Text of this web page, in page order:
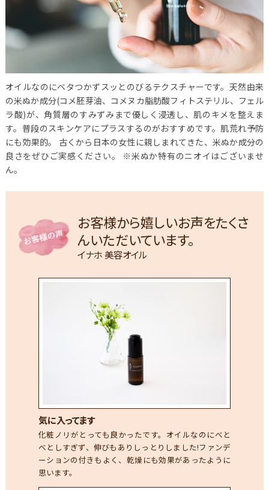
オイルなのにベタつかずスッとのびるテクスチャーです。天然由来
の米ぬか成分(コメ胚芽油、コメヌカ脂肪酸フィトステリル、フェル
ラ酸)が、角質層のすみずみまで優しく浸透し、肌のキメを整えま
す。普段のスキンケアにプラスするのがおすすめです。肌荒れ予防
にも効果的。
古くから日本の女性に親しまれてきた、米ぬか成分の
良さをぜひご実感ください。
※米ぬか特有のニオイはございませ
ん。
お客様から嬉しいお声をたくさ
んいただいています。
イナホ 美容オイル
気に入ってます
化粧ノリがとっても良かったです。オイルなのにべと
べとしすぎず、伸びもありしっとりしました!ファンデ
ーションの付きもよく、乾燥にも効果があったように
思います。